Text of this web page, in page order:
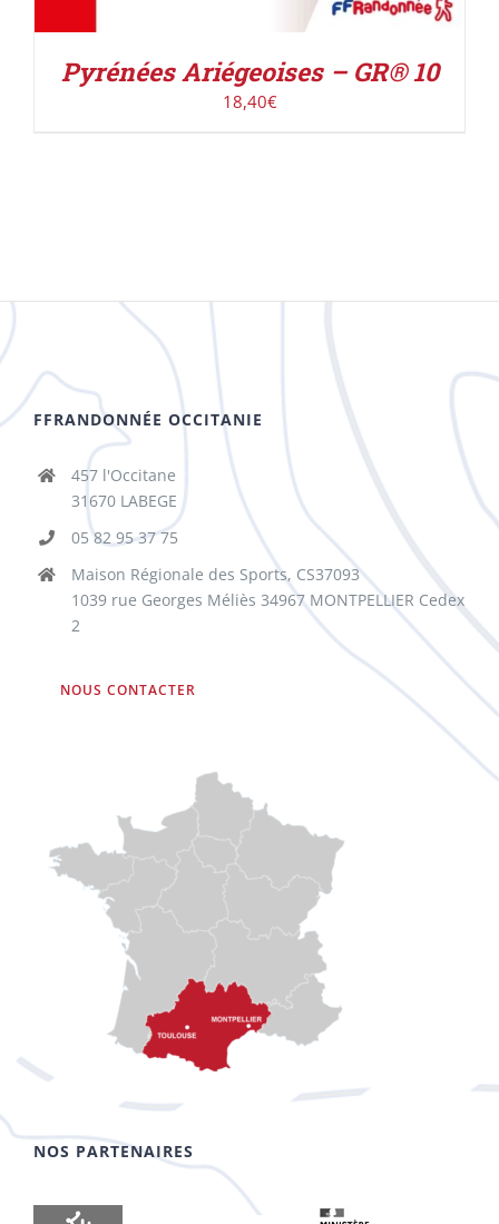
Pyrénées Ariégeoises – GR® 10
18,40€
FFRANDONNÉE OCCITANIE
457 l'Occitane
31670 LABEGE
05 82 95 37 75
Maison Régionale des Sports, CS37093
1039 rue Georges Méliès 34967 MONTPELLIER Cedex
2
NOUS CONTACTER
NOS PARTENAIRES